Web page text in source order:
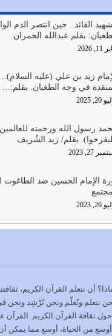
الدين وتتفرق في كيانها
وليس كل…
مسؤولية يجب النهوض بها
القائد.. حين انتصر الدم
بقلم عبدالله الحمران
2026
زيد بن علي (عليه
في وجه الطغيان. بقلم:…
2025
رسول الله ورحمته
بقلم/ زيد الشُريف
27, 2023
الإمام الحسين ضد الطاغوت
2023
أن نتعلم القرآن الكريم، ثقافتنا
نتعلم ونُعلّم ونحن نُرْشِد
ثقافة القرآن الكريم. القرآن
من الحياة، أوسع مما يمكن